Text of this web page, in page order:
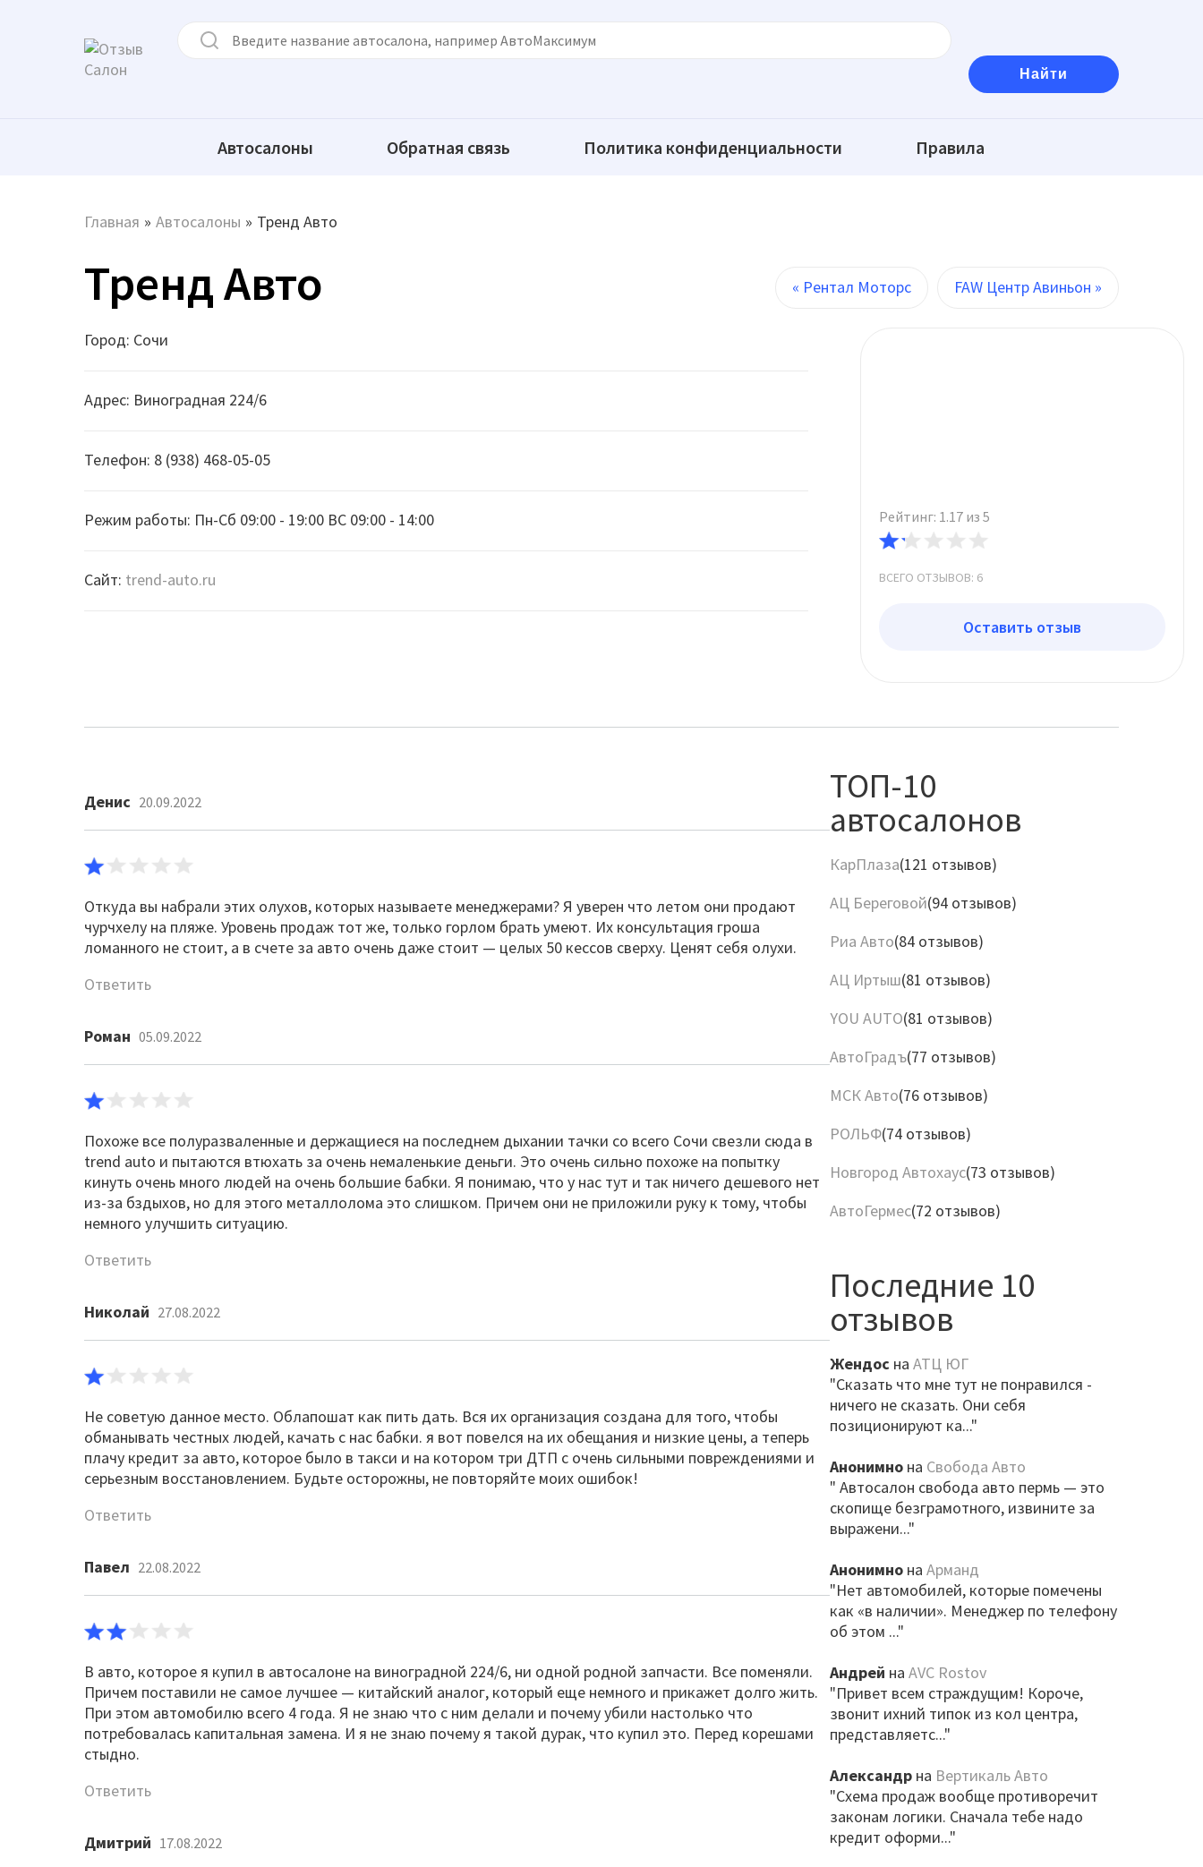
Автосалоны Обратная связь Политика конфиденциальности Правила
Главная » Автосалоны » Тренд Авто
Тренд Авто « Рентал Моторс FAW Центр Авиньон »
Город: Сочи
Адрес: Виноградная 224/6
Телефон: 8 (938) 468-05-05
Режим работы: Пн-Сб 09:00 - 19:00 ВС 09:00 - 14:00
Сайт: trend-auto.ru
Рейтинг: 1.17 из 5
ВСЕГО ОТЗЫВОВ: 6
Оставить отзыв
Денис 20.09.2022
Откуда вы набрали этих олухов, которых называете менеджерами? Я уверен что летом они продают
чурчхелу на пляже. Уровень продаж тот же, только горлом брать умеют. Их консультация гроша
ломанного не стоит, а в счете за авто очень даже стоит — целых 50 кессов сверху. Ценят себя олухи.
Ответить
Роман 05.09.2022
Похоже все полуразваленные и держащиеся на последнем дыхании тачки со всего Сочи свезли сюда в
trend auto и пытаются втюхать за очень немаленькие деньги. Это очень сильно похоже на попытку
кинуть очень много людей на очень большие бабки. Я понимаю, что у нас тут и так ничего дешевого нет
из-за бздыхов, но для этого металлолома это слишком. Причем они не приложили руку к тому, чтобы
немного улучшить ситуацию.
Ответить
Николай 27.08.2022
Не советую данное место. Облапошат как пить дать. Вся их организация создана для того, чтобы
обманывать честных людей, качать с нас бабки. я вот повелся на их обещания и низкие цены, а теперь
плачу кредит за авто, которое было в такси и на котором три ДТП с очень сильными повреждениями и
серьезным восстановлением. Будьте осторожны, не повторяйте моих ошибок!
Ответить
Павел 22.08.2022
В авто, которое я купил в автосалоне на виноградной 224/6, ни одной родной запчасти. Все поменяли.
Причем поставили не самое лучшее — китайский аналог, который еще немного и прикажет долго жить.
При этом автомобилю всего 4 года. Я не знаю что с ним делали и почему убили настолько что
потребовалась капитальная замена. И я не знаю почему я такой дурак, что купил это. Перед корешами
стыдно.
Ответить
Дмитрий 17.08.2022
ТОП-10
автосалонов
КарПлаза(121 отзывов)
АЦ Береговой(94 отзывов)
Риа Авто(84 отзывов)
АЦ Иртыш(81 отзывов)
YOU AUTO(81 отзывов)
АвтоГрадъ(77 отзывов)
МСК Авто(76 отзывов)
РОЛЬФ(74 отзывов)
Новгород Автохаус(73 отзывов)
АвтоГермес(72 отзывов)
Последние 10
отзывов
Жендосна АТЦ ЮГ
"Сказать что мне тут не понравился -
ничего не сказать. Они себя
позиционируют ка..."
Анонимнона Свобода Авто
" Автосалон свобода авто пермь — это
скопище безграмотного, извините за
выражени..."
Анонимнона Арманд
"Нет автомобилей, которые помечены
как «в наличии». Менеджер по телефону
об этом ..."
Андрей на AVC Rostov
"Привет всем страждущим! Короче,
звонит ихний типок из кол центра,
представляетс..."
Александрна Вертикаль Авто
"Схема продаж вообще противоречит
законам логики. Сначала тебе надо
кредит оформи..."